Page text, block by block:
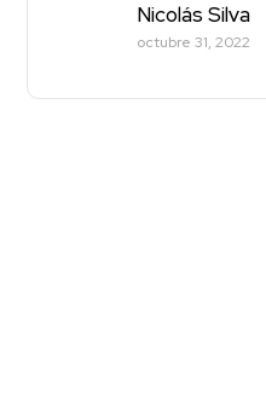
Nicolás Silva
octubre 31, 2022